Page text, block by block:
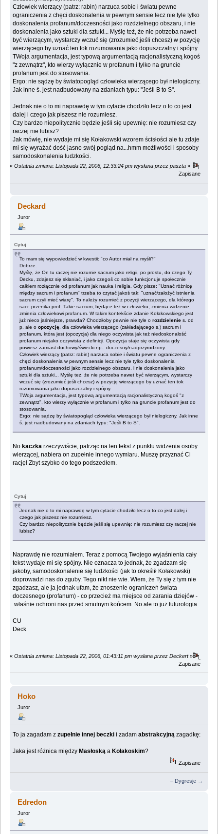
Człowiek wierzący (patrz: rabin) narzuca sobie i światu pewne
ograniczenia z chęci doskonalenia w pewnym sensie lecz nie tyle tylko
doskonalenia profanum/doczesności jako rozdzielnego obszaru, i nie
doskonalenia jako sztuki dla sztuki... Myślę też, że nie potrzeba nawet
być wierzącym, wystarczy wczuć się (zrozumieć jeśli chcesz) w pozycję
wierzącego by uznać ten tok rozumowania jako dopuszczalny i spójny.
TWoja argumentacja, jest typową argumentacją racjonalistyczną kogoś
"z zewnątrz", kto wierzy wyłącznie w profanum i tylko na gruncie
profanum jest do stosowania.
Ergo: nie sądzę by światopogląd człowieka wierzącego był nielogiczny.
Jak inne ś. jest nadbudowany na zdaniach typu: "Jeśli B to S".
Jednak nie o to mi naprawdę w tym cytacie chodziło lecz o to co jest
dalej i czego jak piszesz nie rozumiesz.
Czy bardzo niepolitycznie będzie jeśli się upewnię: nie rozumiesz czy
raczej nie lubisz?
Jak mówię, nie wydaje mi się Kołakowski wzorem ścisłości ale tu zdaje
mi się wyrażać dość jasno swój pogląd na...hmm możliwości i sposoby
samodoskonalenia ludzkości.
« Ostatnia zmiana: Listopada 22, 2006, 12:33:24 pm wysłana przez paszta »
Zapisane
Deckard
Juror
Cytuj
To mam się wypowiedzieć w kwestii: "co Autor miał na myśli?"
Dobrze.
Myślę, że On tu raczej nie rozumie sacrum jako religii, po prostu, do czego Ty,
Decku, zdajesz się skłaniać, i jako czegoś co sobie funkcjonuje społecznie
całkiem rozłącznie od profanum jak nauka i religia. Gdy pisze: "Uznać różnicę
między sacrum i profanum" trzeba to czytać jakoś tak: "uznać/założyć istnienia
sacrum czyli mieć wiarę". To należy rozumieć z pozycji wierzącego, dla którego
sacr. przenika prof. Takie sacrum, będące też w człowieku, zmienia widzenie,
zmienia człowiekowi profanum. W takim kontekście zdanie Kołakowskiego jest
już nieco jaśniejsze, prawda? Chodziłoby pewnie nie tyle orozdzielenie s. od
p. ale o opozycję, dla człowieka wierzącego (zakładającego s.) sacrum i
profanum, która jest (opozycja) dla niego oczywista jak też niedoskonałość
profanum niejako oczywista z definicji. Opozycja staje się oczywista gdy
powiesz zamiast duchowy/świecki np.: doczesny/nadprzyrodzony.
Człowiek wierzący (patrz: rabin) narzuca sobie i światu pewne ograniczenia z
chęci doskonalenia w pewnym sensie lecz nie tyle tylko doskonalenia
profanum/doczesności jako rozdzielnego obszaru, i nie doskonalenia jako
sztuki dla sztuki... Myślę też, że nie potrzeba nawet być wierzącym, wystarczy
wczuć się (zrozumieć jeśli chcesz) w pozycję wierzącego by uznać ten tok
rozumowania jako dopuszczalny i spójny.
TWoja argumentacja, jest typową argumentacją racjonalistyczną kogoś "z
zewnątrz", kto wierzy wyłącznie w profanum i tylko na gruncie profanum jest do
stosowania.
Ergo: nie sądzę by światopogląd człowieka wierzącego był nielogiczny. Jak inne
ś. jest nadbudowany na zdaniach typu: "Jeśli B to S".
No kaczka rzeczywiście, patrząc na ten tekst z punktu widzenia osoby
wierzącej, nabiera on zupełnie innego wymiaru. Muszę przyznać Ci
rację! Zbyt szybko do tego podszedłem.
Cytuj
Jednak nie o to mi naprawdę w tym cytacie chodziło lecz o to co jest dalej i
czego jak piszesz nie rozumiesz.
Czy bardzo niepolitycznie będzie jeśli się upewnię: nie rozumiesz czy raczej nie
lubisz?
Naprawdę nie rozumiałem. Teraz z pomocą Twojego wyjaśnienia cały
tekst wydaje mi się spójny. Nie oznacza to jednak, że zgadzam się
jakoby, samodoskonalenie się ludzkości (jak to określił Kołakowski)
doprowadzi nas do zguby. Tego nikt nie wie. Wiem, że Ty się z tym nie
zgadzasz, ale ja jednak ufam, że znoszenie ograniczeń świata
doczesnego (profanum) - co przecież ma miejsce od zarania dziejów -
właśnie ochroni nas przed smutnym końcem. No ale to już futurologia.
CU
Deck
« Ostatnia zmiana: Listopada 22, 2006, 01:43:11 pm wysłana przez Deckert»
Zapisane
Hoko
Juror
To ja zagadam zzupełnie innej beczki i zadamabstrakcyjną zagadkę:
Jaka jest różnica międzyMasłoską aKołakoskim?
Zapisane
– Dygresje →
Edredon
Juror